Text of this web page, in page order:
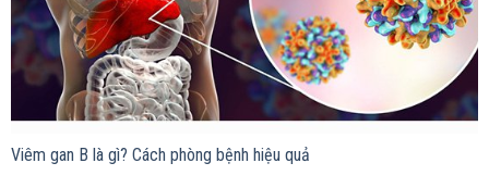
Viêm gan B là gì? Cách phòng bệnh hiệu quả